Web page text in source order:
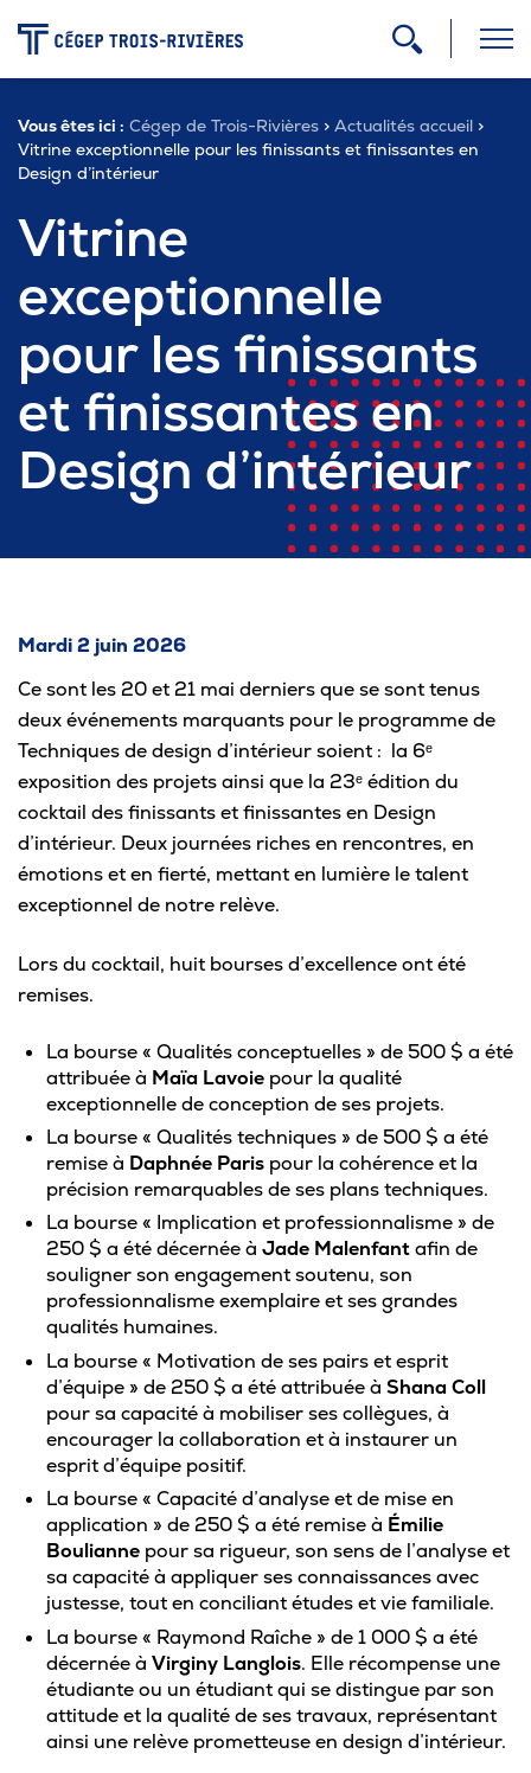
Programmes
Admission
Zone étudiante
Formation continue
Carrière
Le cégep
Notre collège
Services à la population
Stages et emplois pour étudiants
Communications
Omnivox
Microsoft 365
Guichet des requêtes
Portail CégepTR
Intranet du personnel
Bottin du personnel
Urgences
Vous êtes ici : Cégep de Trois-Rivières > Actualités accueil >
Vitrine exceptionnelle pour les finissants et finissantes en
Design d’intérieur
Vitrine
exceptionnelle
pour les finissants
et finissantes en
Design d’intérieur
Mardi 2 juin 2026
Ce sont les 20 et 21 mai derniers que se sont tenus
deux événements marquants pour le programme de
Techniques de design d’intérieur soient : la 6ᵉ
exposition des projets ainsi que la 23ᵉ édition du
cocktail des finissants et finissantes en Design
d’intérieur. Deux journées riches en rencontres, en
émotions et en fierté, mettant en lumière le talent
exceptionnel de notre relève.
Lors du cocktail, huit bourses d’excellence ont été
remises.
La bourse « Qualités conceptuelles » de 500 $ a été
attribuée à Maïa Lavoie pour la qualité
exceptionnelle de conception de ses projets.
La bourse « Qualités techniques » de 500 $ a été
remise à Daphnée Paris pour la cohérence et la
précision remarquables de ses plans techniques.
La bourse « Implication et professionnalisme » de
250 $ a été décernée à Jade Malenfantafin de
souligner son engagement soutenu, son
professionnalisme exemplaire et ses grandes
qualités humaines.
La bourse « Motivation de ses pairs et esprit
d’équipe » de 250 $ a été attribuée à Shana Coll
pour sa capacité à mobiliser ses collègues, à
encourager la collaboration et à instaurer un
esprit d’équipe positif.
La bourse « Capacité d’analyse et de mise en
application » de 250 $ a été remise à Émilie
Boulianne pour sa rigueur, son sens de l’analyse et
sa capacité à appliquer ses connaissances avec
justesse, tout en conciliant études et vie familiale.
La bourse « Raymond Raîche » de 1 000 $ a été
décernée à Virginy Langlois. Elle récompense une
étudiante ou un étudiant qui se distingue par son
attitude et la qualité de ses travaux, représentant
ainsi une relève prometteuse en design d’intérieur.